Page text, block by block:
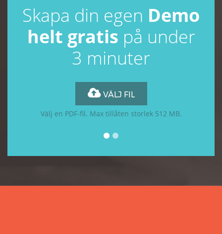
Skapa din egen Demo
helt gratis på under
3 minuter
VÄLJ FIL
Välj en PDF-fil. Max tillåten storlek 512 MB.